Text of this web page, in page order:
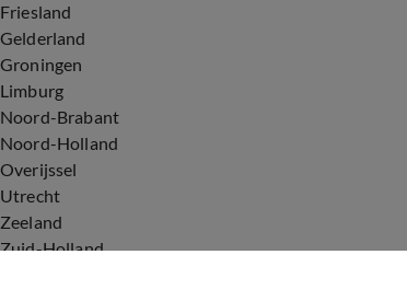
Friesland
Gelderland
Groningen
Limburg
Noord-Brabant
Noord-Holland
Overijssel
Utrecht
Zeeland
Zuid-Holland